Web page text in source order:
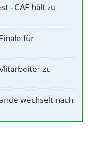
- CAF hält zu
für
zu
wechselt nach